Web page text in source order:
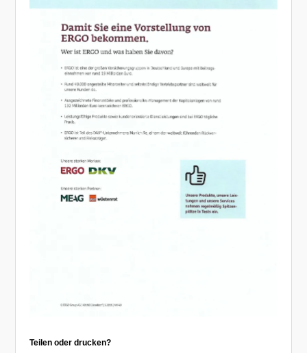
Teilen oder drucken?